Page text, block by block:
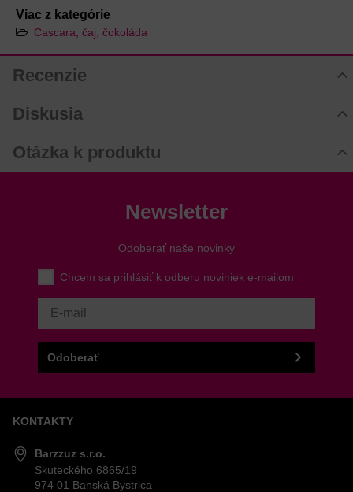
Viac z kategórie
Cascara, čaj, čokoláda
Recenzie
Diskusia
Zatiaľ nie sú žiadne komentáre! Buďte prvý!
Otázka k produktu
Odoslať
Newsletter
Odoberať naše novinky
Chcem sa prihlásiť k odberu noviniek e-mailom
Odoberať
KONTAKTY
Barzzuz s.r.o.
Skuteckého 6865/19
974 01 Banská Bystrica